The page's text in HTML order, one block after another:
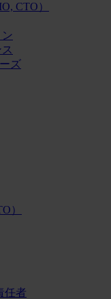
CTO）
ズ
）
任者